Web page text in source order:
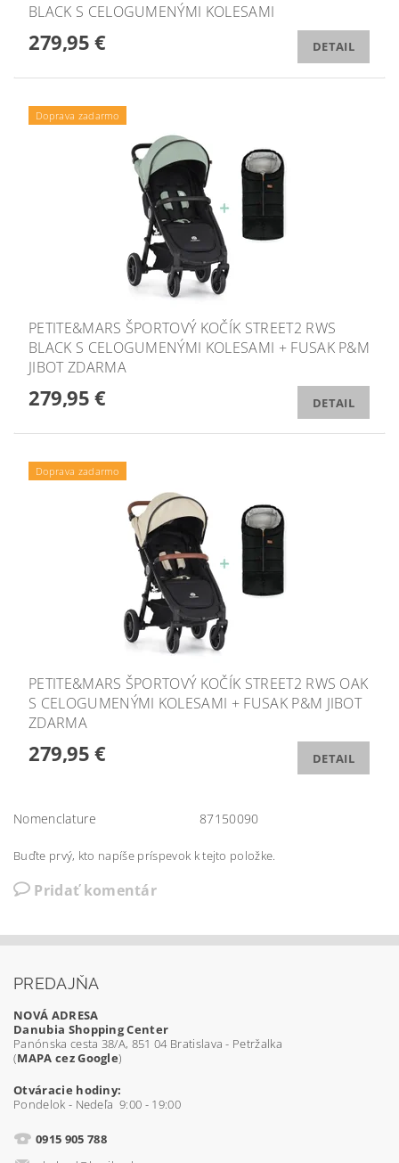
BLACK S CELOGUMENÝMI KOLESAMI
279,95 € DETAIL
Doprava zadarmo
PETITE&MARS ŠPORTOVÝ KOČÍK STREET2 RWS
BLACK S CELOGUMENÝMI KOLESAMI + FUSAK P&M
JIBOT ZDARMA
279,95 € DETAIL
Doprava zadarmo
PETITE&MARS ŠPORTOVÝ KOČÍK STREET2 RWS OAK
S CELOGUMENÝMI KOLESAMI + FUSAK P&M JIBOT
ZDARMA
279,95 € DETAIL
Nomenclature 87150090
Buďte prvý, kto napíše príspevok k tejto položke.
Pridať komentár
PREDAJŇA
NOVÁ ADRESA
Danubia Shopping Center
Panónska cesta 38/A, 851 04 Bratislava - Petržalka
(MAPA cez Google)
Otváracie hodiny:
Pondelok - Nedeľa 9:00 - 19:00
0915 905 788